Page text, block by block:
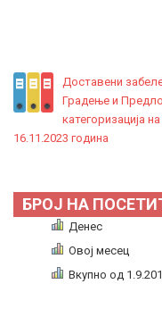
Доставени
Градење и
категоризација
16.11.2023 година
БРОЈ НА
Денес
Овој месец
Вкупно од